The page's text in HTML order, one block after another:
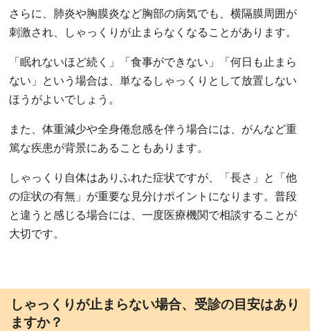
さらに、肺炎や胸膜炎など胸部の病気でも、横隔膜周囲が
刺激され、しゃっくりが止まらなくなることがあります。
「眠れないほど続く」「食事ができない」「何日も止まら
ない」という場合は、単なるしゃっくりとして放置しない
ほうがよいでしょう。
また、体重減少や全身倦怠感を伴う場合には、がんなど重
篤な疾患が背景にあることもあります。
しゃっくり自体はありふれた症状ですが、「長さ」と「他
の症状の有無」が重要な見分けポイントになります。普段
と違うと感じる場合には、一度医療機関で相談することが
大切です。
しゃっくりが止まらない場合、受診の目安はあり
ますか？